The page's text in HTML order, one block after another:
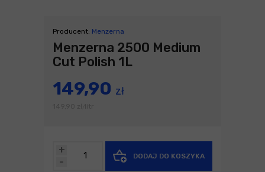
Producent: Menzerna
Menzerna 2500 Medium
Cut Polish 1L
149,90 zł
-
+
DODAJ DO KOSZYKA